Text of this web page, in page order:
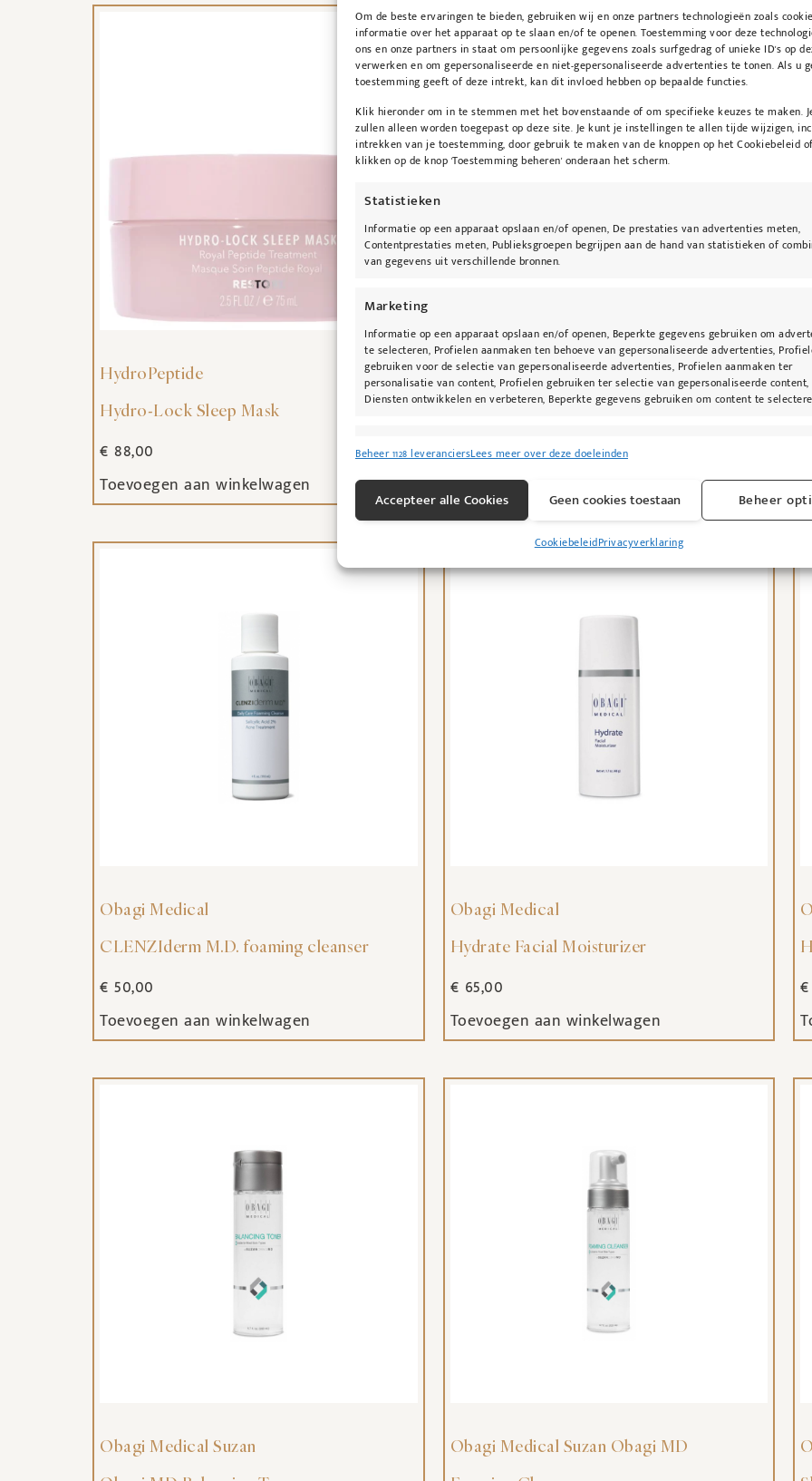
Om de beste ervaringen te bieden, gebruiken wij en onze partners technologieën zoals
informatie over het apparaat op te slaan en/of te openen. Toestemming voor deze
ons en onze partners in staat om persoonlijke gegevens zoals surfgedrag of unieke ID's op
verwerken en om gepersonaliseerde en niet-gepersonaliseerde advertenties te tonen. Als u
toestemming geeft of deze intrekt, kan dit invloed hebben op bepaalde functies.
Klik hieronder om in te stemmen met het bovenstaande of om specifieke keuzes te maken.
zullen alleen worden toegepast op deze site. Je kunt je instellingen te allen tijde wijzigen,
intrekken van je toestemming, door gebruik te maken van de knoppen op het Cookiebeleid
klikken op de knop 'Toestemming beheren' onderaan het scherm.
Statistieken
Informatie op een apparaat opslaan en/of openen, De prestaties van advertenties meten,
Contentprestaties meten, Publieksgroepen begrijpen aan de hand van statistieken of
van gegevens uit verschillende bronnen.
Marketing
Informatie op een apparaat opslaan en/of openen, Beperkte gegevens gebruiken om
te selecteren, Profielen aanmaken ten behoeve van gepersonaliseerde advertenties,
gebruiken voor de selectie van gepersonaliseerde advertenties, Profielen aanmaken ter
personalisatie van content, Profielen gebruiken ter selectie van gepersonaliseerde content,
Diensten ontwikkelen en verbeteren, Beperkte gegevens gebruiken om content te
Toepassingen
Verschillende apparaten linken, Apparaten identificeren op basis van automatisch
verzonden informatie.
Zorg dragen voor beveiliging, fraude voorkomen en detecteren en
fouten opsporen, Advertenties en content leveren en tonen.
Beheer 1128 leveranciersLees meer over deze doeleinden
Accepteer alle Cookies Geen cookies toestaan Beheer
CookiebeleidPrivacyverklaring
HydroPeptide
Hydro-Lock Sleep Mask
€ 88,00
Toevoegen aan winkelwagen
jane iredale Skintuition Brightening Under
Eye Consealer
€39,00
Opties selecteren
Obagi Medical
CLENZIderm M.D. foaming cleanser
€ 50,00
Toevoegen aan winkelwagen
Obagi Medical
Hydrate Facial Moisturizer
€ 65,00
Toevoegen aan winkelwagen
€
Obagi Medical Suzan
Obagi Medical Suzan Obagi MD